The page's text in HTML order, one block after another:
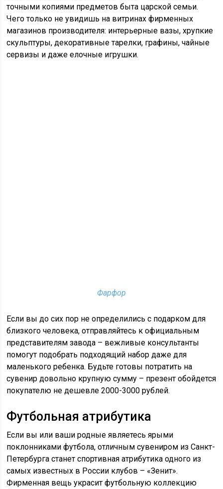
точными копиями предметов быта царской семьи.
Чего только не увидишь на витринах фирменных
магазинов производителя: интерьерные вазы, хрупкие
скульптуры, декоративные тарелки, графины, чайные
сервизы и даже елочные игрушки.
Фарфор
Если вы до сих пор не определились с подарком для
близкого человека, отправляйтесь к официальным
представителям завода – вежливые консультанты
помогут подобрать подходящий набор даже для
маленького ребенка. Будьте готовы потратить на
сувенир довольно крупную сумму – презент обойдется
покупателю не дешевле 2000-3000 рублей.
Футбольная атрибутика
Если вы или ваши родные являетесь ярыми
поклонниками футбола, отличным сувениром из Санкт-
Петербурга станет спортивная атрибутика одного из
самых известных в России клубов – «Зенит».
Фирменная вещь украсит футбольную коллекцию